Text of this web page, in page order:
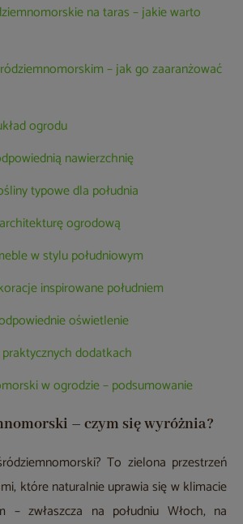
na taras – jakie warto
– jak go zaaranżować
ogrodu
nawierzchnię
typowe dla południa
ogrodową
w stylu południowym
inspirowane południem
oświetlenie
dodatkach
w ogrodzie – podsumowanie
– czym się wyróżnia?
To zielona przestrzeń
które naturalnie uprawia się w klimacie
– zwłaszcza na południu Włoch, na